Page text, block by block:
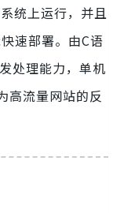
统上运行，并且
速部署。由C语
处理能力，单机
高流量网站的反